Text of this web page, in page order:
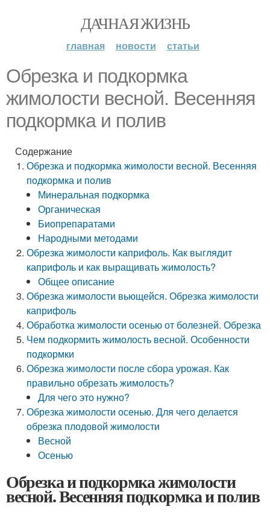
ДАЧНАЯ ЖИЗНЬ
главная новости статьи
Обрезка и подкормка
жимолости весной. Весенняя
подкормка и полив
Содержание
Обрезка и подкормка жимолости весной. Весенняя
подкормка и полив
Минеральная подкормка
Органическая
Биопрепаратами
Народными методами
Обрезка жимолости каприфоль. Как выглядит
каприфоль и как выращивать жимолость?
Общее описание
Обрезка жимолости вьющейся. Обрезка жимолости
каприфоль
Обработка жимолости осенью от болезней. Обрезка
Чем подкормить жимолость весной. Особенности
подкормки
Обрезка жимолости после сбора урожая. Как
правильно обрезать жимолость?
Для чего это нужно?
Обрезка жимолости осенью. Для чего делается
обрезка плодовой жимолости
Весной
Осенью
Обрезка и подкормка жимолости
весной. Весенняя подкормка и полив